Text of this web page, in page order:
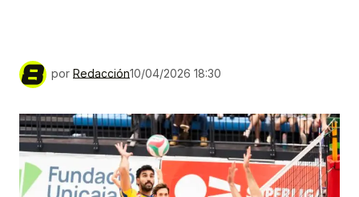
por Redacción10/04/2026 18:30